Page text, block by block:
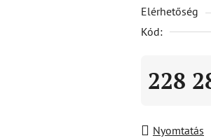
csillag.
Elérhetőség
Kód:
228
Nyomtatás